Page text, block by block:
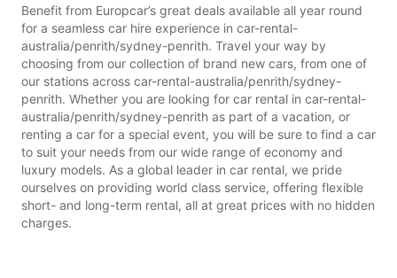
Benefit from Europcar’s great deals available all year round
for a seamless car hire experience in car-rental-
australia/penrith/sydney-penrith. Travel your way by
choosing from our collection of brand new cars, from one of
our stations across car-rental-australia/penrith/sydney-
penrith. Whether you are looking for car rental in car-rental-
australia/penrith/sydney-penrith as part of a vacation, or
renting a car for a special event, you will be sure to find a car
to suit your needs from our wide range of economy and
luxury models. As a global leader in car rental, we pride
ourselves on providing world class service, offering flexible
short- and long-term rental, all at great prices with no hidden
charges.